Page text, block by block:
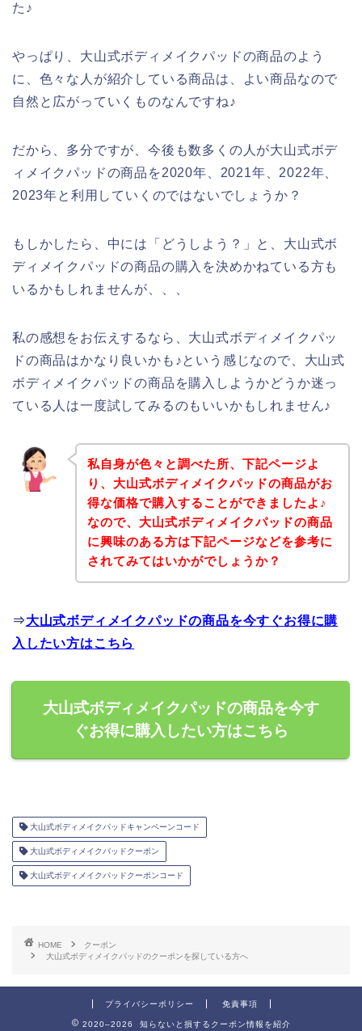
た♪
やっぱり、大山式ボディメイクパッドの商品のよう
に、色々な人が紹介している商品は、よい商品なので
自然と広がっていくものなんですね♪
だから、多分ですが、今後も数多くの人が大山式ボデ
ィメイクパッドの商品を2020年、2021年、2022年、
2023年と利用していくのではないでしょうか？
もしかしたら、中には「どうしよう？」と、大山式ボ
ディメイクパッドの商品の購入を決めかねている方も
いるかもしれませんが、、、
私の感想をお伝えするなら、大山式ボディメイクパッ
ドの商品はかなり良いかも♪という感じなので、大山式
ボディメイクパッドの商品を購入しようかどうか迷っ
ている人は一度試してみるのもいいかもしれません♪
私自身が色々と調べた所、下記ページよ
り、大山式ボディメイクパッドの商品がお
得な価格で購入することができましたよ♪
なので、大山式ボディメイクパッドの商品
に興味のある方は下記ページなどを参考に
されてみてはいかがでしょうか？
⇒大山式ボディメイクパッドの商品を今すぐお得に購
入したい方はこちら
大山式ボディメイクパッドの商品を今す
ぐお得に購入したい方はこちら
大山式ボディメイクパッドキャンペーンコード
大山式ボディメイクパッドクーポン
大山式ボディメイクパッドクーポンコード
HOME
クーポン
大山式ボディメイクパッドのクーポンを探している方へ
プライバシーポリシー 免責事項
2020–2026 知らないと損するクーポン情報を紹介